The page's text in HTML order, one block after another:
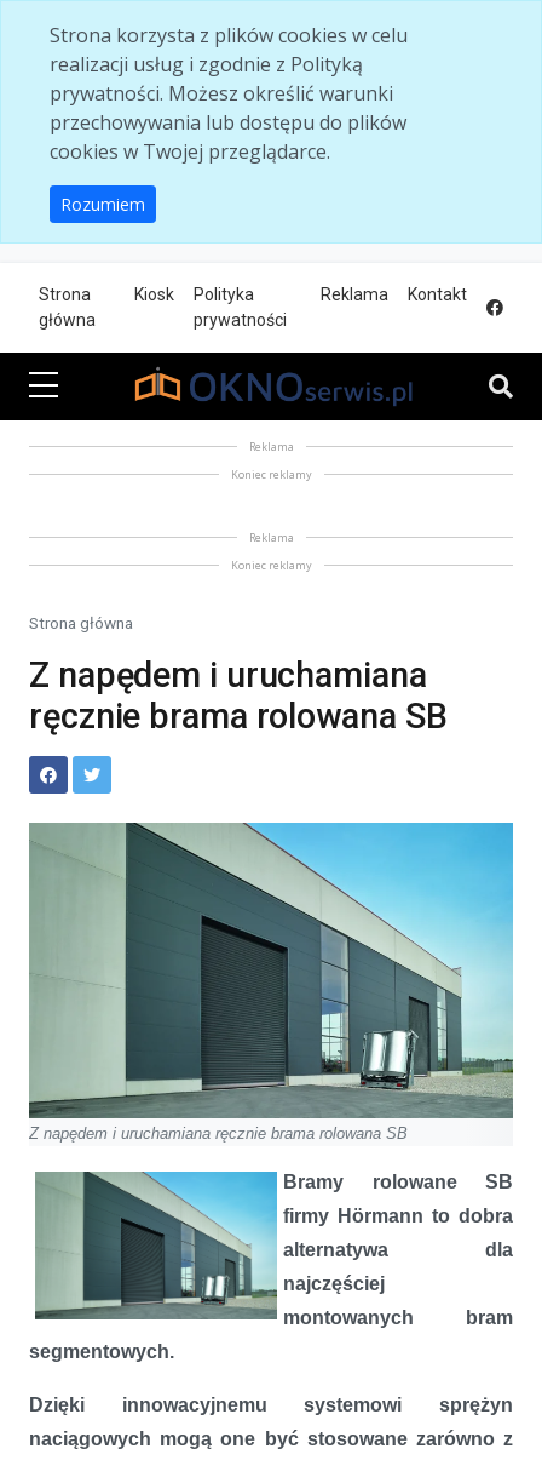
Strona korzysta z plików cookies w celu
realizacji usług i zgodnie z Polityką
prywatności. Możesz określić warunki
przechowywania lub dostępu do plików
cookies w Twojej przeglądarce.
Rozumiem
Strona
główna
Kiosk
Polityka
prywatności
Reklama Kontakt
Reklama
Koniec reklamy
Reklama
Koniec reklamy
Strona główna
Z napędem i uruchamiana
ręcznie brama rolowana SB
Z napędem i uruchamiana ręcznie brama rolowana SB
Bramy rolowane SB
firmy Hörmann to dobra
alternatywa dla
najczęściej
montowanych bram
segmentowych.
Dzięki innowacyjnemu systemowi sprężyn
naciągowych mogą one być stosowane zarówno z